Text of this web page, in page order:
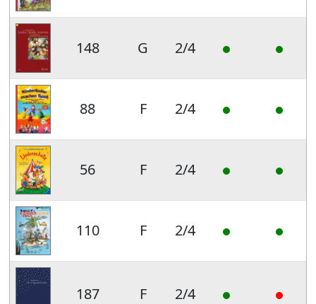
148 G 2/4
88 F 2/4
56 F 2/4
110 F 2/4
187 F 2/4